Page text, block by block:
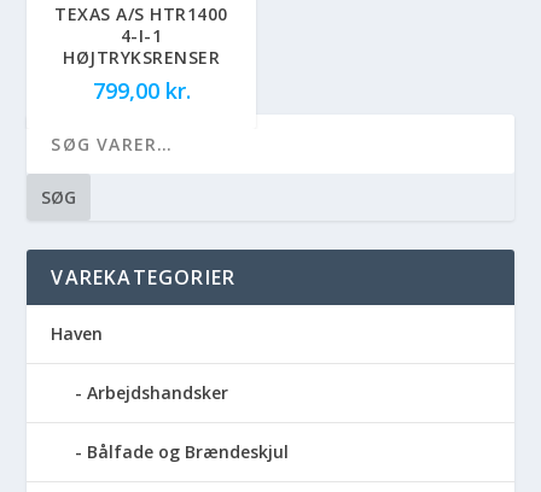
TEXAS A/S HTR1400
4-I-1
HØJTRYKSRENSER
799,00 kr.
SØG
VAREKATEGORIER
Haven
Arbejdshandsker
Bålfade og Brændeskjul